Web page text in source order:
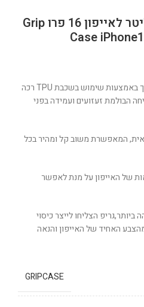
כיסוי דגם קריסטל גליטר לאייפון 16 פרו Grip
Case
סדרת הקריסטל מגנה על מכשירך באמצעות שימוש בשכבת TPU רכה
הבולמת זעזועים ועמידה בפני
המאפשרת משוב קל ומהיר בכל
של האייפון על מנת לאפשר
הצליחו לייצר כיסוי
האחיד של האייפון והנאה
GRIPCASE